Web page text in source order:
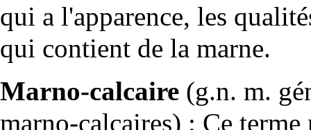
qui a l'apparence, les
qui contient de la marne.
Marno-calcaire (g.n. m.
marno-calcaires) : Ce